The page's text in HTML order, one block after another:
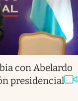
con Abelardo
presidencial